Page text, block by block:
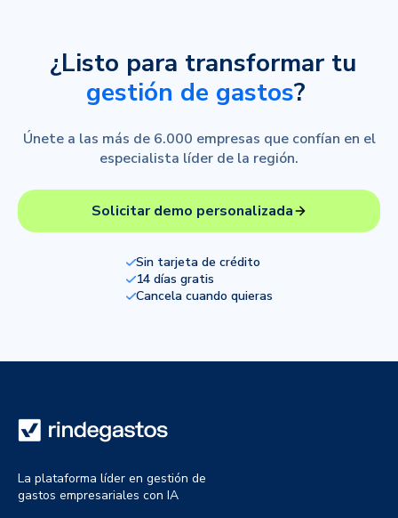
¿Listo para transformar tu
gestión de gastos?
Únete a las más de 6.000 empresas que confían en el
especialista líder de la región.
Solicitar demo personalizada
Sin tarjeta de crédito
14 días gratis
Cancela cuando quieras
La plataforma líder en gestión de
gastos empresariales con IA